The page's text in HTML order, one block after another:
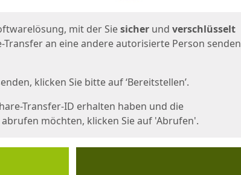
mit der Siesicher und verschlüsselt
Transfer an eine andere autorisierte Person senden
klicken Sie bitte auf ‘Bereitstellen’.
Transfer-ID erhalten haben und die
möchten, klicken Sie auf 'Abrufen'.